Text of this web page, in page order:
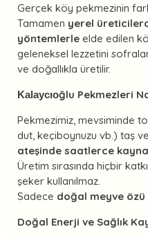
Gerçek köy pekmezinin
Tamamen yerel
yöntemlerle elde edilen
geleneksel lezzetini
ve doğallıkla üretilir.
Kalaycıoğlu Pekmezleri
Pekmezimiz, mevsiminde
dut, keçiboynuzu vb.) taş
ateşinde saatlerce
Üretim sırasında hiçbir
şeker kullanılmaz.
Sadece doğal meyve özü
Doğal Enerji ve Sağlık